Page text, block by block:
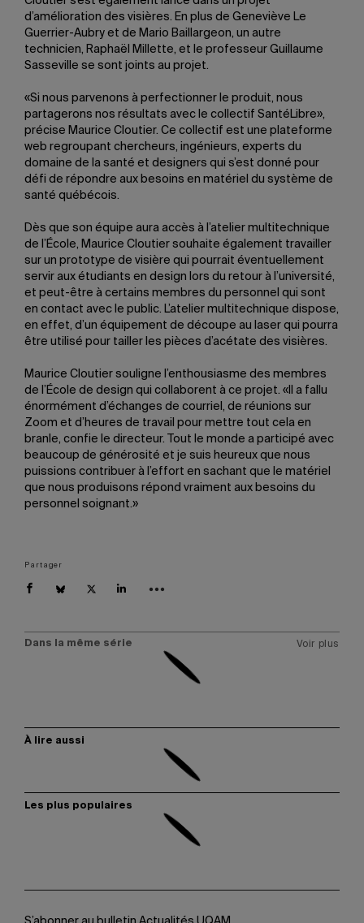
d’amélioration des visières. En plus de Geneviève Le
Guerrier-Aubry et de Mario Baillargeon, un autre
technicien, Raphaël Millette, et le professeur Guillaume
Sasseville se sont joints au projet.
«Si nous parvenons à perfectionner le produit, nous
partagerons nos résultats avec le collectif SantéLibre»,
précise Maurice Cloutier. Ce collectif est une plateforme
web regroupant chercheurs, ingénieurs, experts du
domaine de la santé et designers qui s’est donné pour
défi de répondre aux besoins en matériel du système de
santé québécois.
Dès que son équipe aura accès à l’atelier multitechnique
de l’École, Maurice Cloutier souhaite également travailler
sur un prototype de visière qui pourrait éventuellement
servir aux étudiants en design lors du retour à l’université,
et peut-être à certains membres du personnel qui sont
en contact avec le public. L’atelier multitechnique dispose,
en effet, d’un équipement de découpe au laser qui pourra
être utilisé pour tailler les pièces d’acétate des visières.
Maurice Cloutier souligne l’enthousiasme des membres
de l’École de design qui collaborent à ce projet. «Il a fallu
énormément d’échanges de courriel, de réunions sur
Zoom et d’heures de travail pour mettre tout cela en
branle, confie le directeur. Tout le monde a participé avec
beaucoup de générosité et je suis heureux que nous
puissions contribuer à l’effort en sachant que le matériel
que nous produisons répond vraiment aux besoins du
personnel soignant.»
Partager
Dans la même série Voir plus
À lire aussi
Les plus populaires